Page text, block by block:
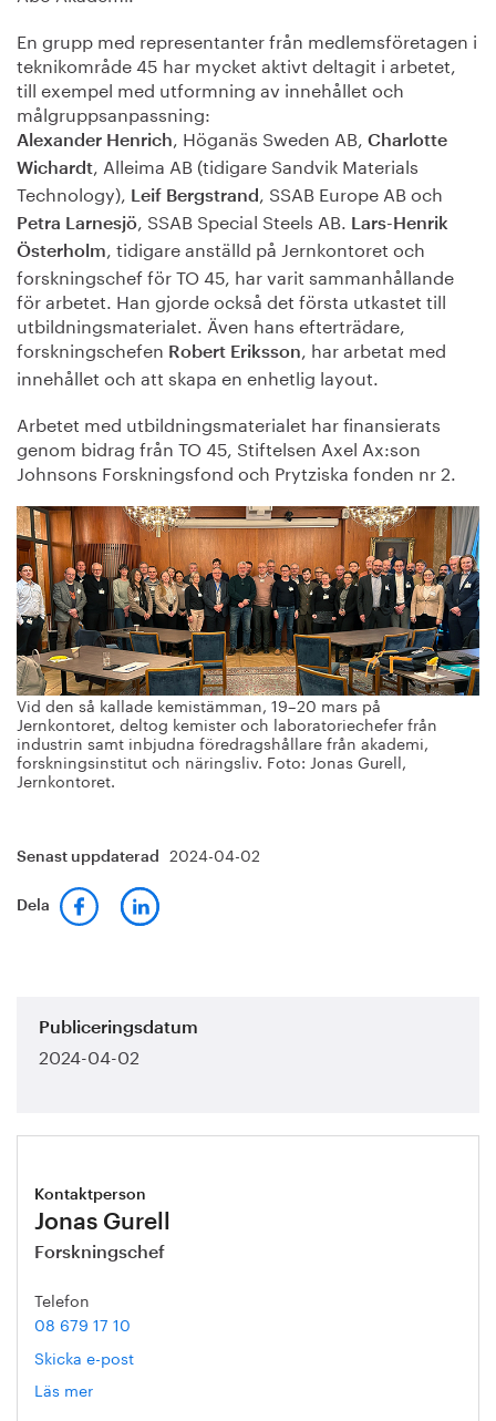
En grupp med representanter från medlemsföretagen i
teknikområde 45 har mycket aktivt deltagit i arbetet,
till exempel med utformning av innehållet och
målgruppsanpassning:
Alexander Henrich , Höganäs Sweden AB, Charlotte
Wichardt
, Alleima AB (tidigare Sandvik Materials
Technology),
Leif Bergstrand , SSAB Europe AB och
Petra Larnesjö , SSAB Special Steels AB.
Lars-Henrik
Österholm
, tidigare anställd på Jernkontoret och
forskningschef för TO 45, har varit sammanhållande
för arbetet. Han gjorde också det första utkastet till
utbildningsmaterialet. Även hans efterträdare,
forskningschefen Robert Eriksson
, har arbetat med
innehållet och att skapa en enhetlig layout.
Arbetet med utbildningsmaterialet har finansierats
genom bidrag från TO 45, Stiftelsen Axel Ax:son
Johnsons Forskningsfond och Prytziska fonden nr 2.
Vid den så kallade kemistämman, 19–20 mars på
Jernkontoret, deltog kemister och laboratoriechefer från
industrin samt inbjudna föredragshållare från akademi,
forskningsinstitut och näringsliv. Foto: Jonas Gurell,
Jernkontoret.
Senast uppdaterad 2024-04-02
Dela
Publiceringsdatum
2024-04-02
Kontaktperson
Jonas Gurell
Forskningschef
Telefon
08 679 17 10
Skicka e-post
Läs mer